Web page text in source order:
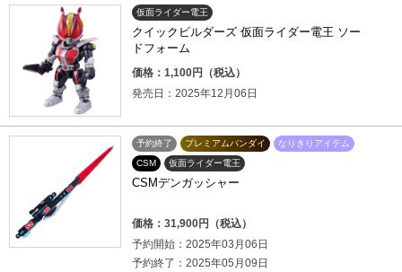
仮面ライダー電王
クイックビルダーズ 仮面ライダー電王 ソー
ドフォーム
価格：1,100円（税込）
発売日：2025年12月06日
予約終了 プレミアムバンダイ
なりきりアイテム
CSM
仮面ライダー電王
CSMデンガッシャー
価格：31,900円（税込）
予約開始：2025年03月06日
予約終了：2025年05月09日